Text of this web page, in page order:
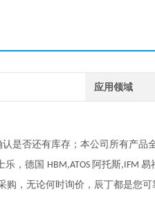
应用领域
是否还有库存；本公司所有产品
乐，德国 HBM,ATOS 阿托斯,IFM 易
，无论何时询价，辰丁都是您可